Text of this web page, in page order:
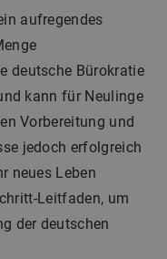
aufregendes
deutsche Bürokratie
kann für Neulinge
Vorbereitung und
jedoch erfolgreich
neues Leben
Leitfaden, um
der deutschen